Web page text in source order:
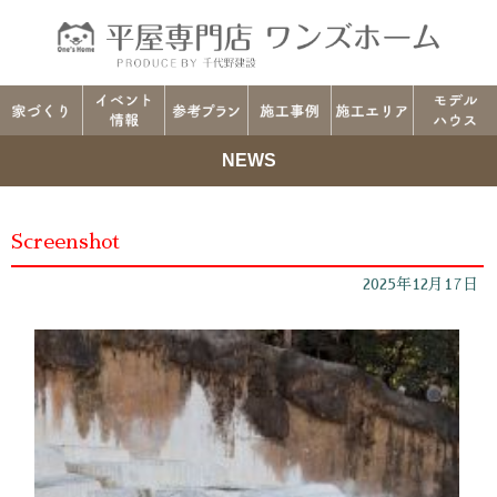
NEWS
Screenshot
2025年12月17日